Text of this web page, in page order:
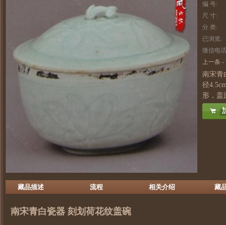
编 号:
尺 寸:
分 类:
已浏览:
微信电
上一条 -
南宋青
径
形，盖
藏品描述 流程 相关介绍 藏
南宋青白瓷器 刻划荷花纹盖碗